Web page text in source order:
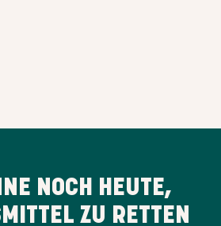
NOCH HEUTE,
ZU RETTEN